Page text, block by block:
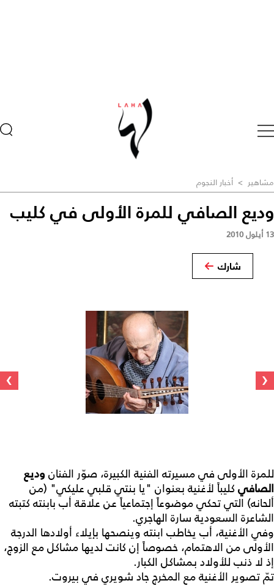
مشاهير > أخبار النجوم
وديع الصافي للمرة الأولى في كليب
13 أيلول 2010
شارك
‹
›
للمرة الأولى في مسيرته الفنية الكبيرة، صوّر الفنان وديع
الصافي كليباً لأغنية بعنوان "يا بنتي قلبي عليكي" (من
ألحانه) التي تحكي موضوعاً إجتماعياً عن علاقة أب بابنته كتبته
الشاعرة السعودية سارة الهاجري.
وفي الأغنية، أب يخاطب ابنته وينصحها بإيلاء أولادها الدرجة
الأولى من الاهتمام، خصوصاً إن كانت لديها مشاكل مع الزوج،
إذ لا ذنب للأولاد بمشاكل الكبار.
تمّ تصوير الأغنية مع المخرج جاد شويري في بيروت.